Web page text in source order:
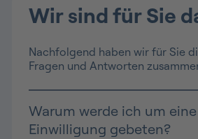
Wir sind für Sie
Nachfolgend haben wir für Sie
Fragen und Antworten
Warum werde ich um eine
Einwilligung gebeten?